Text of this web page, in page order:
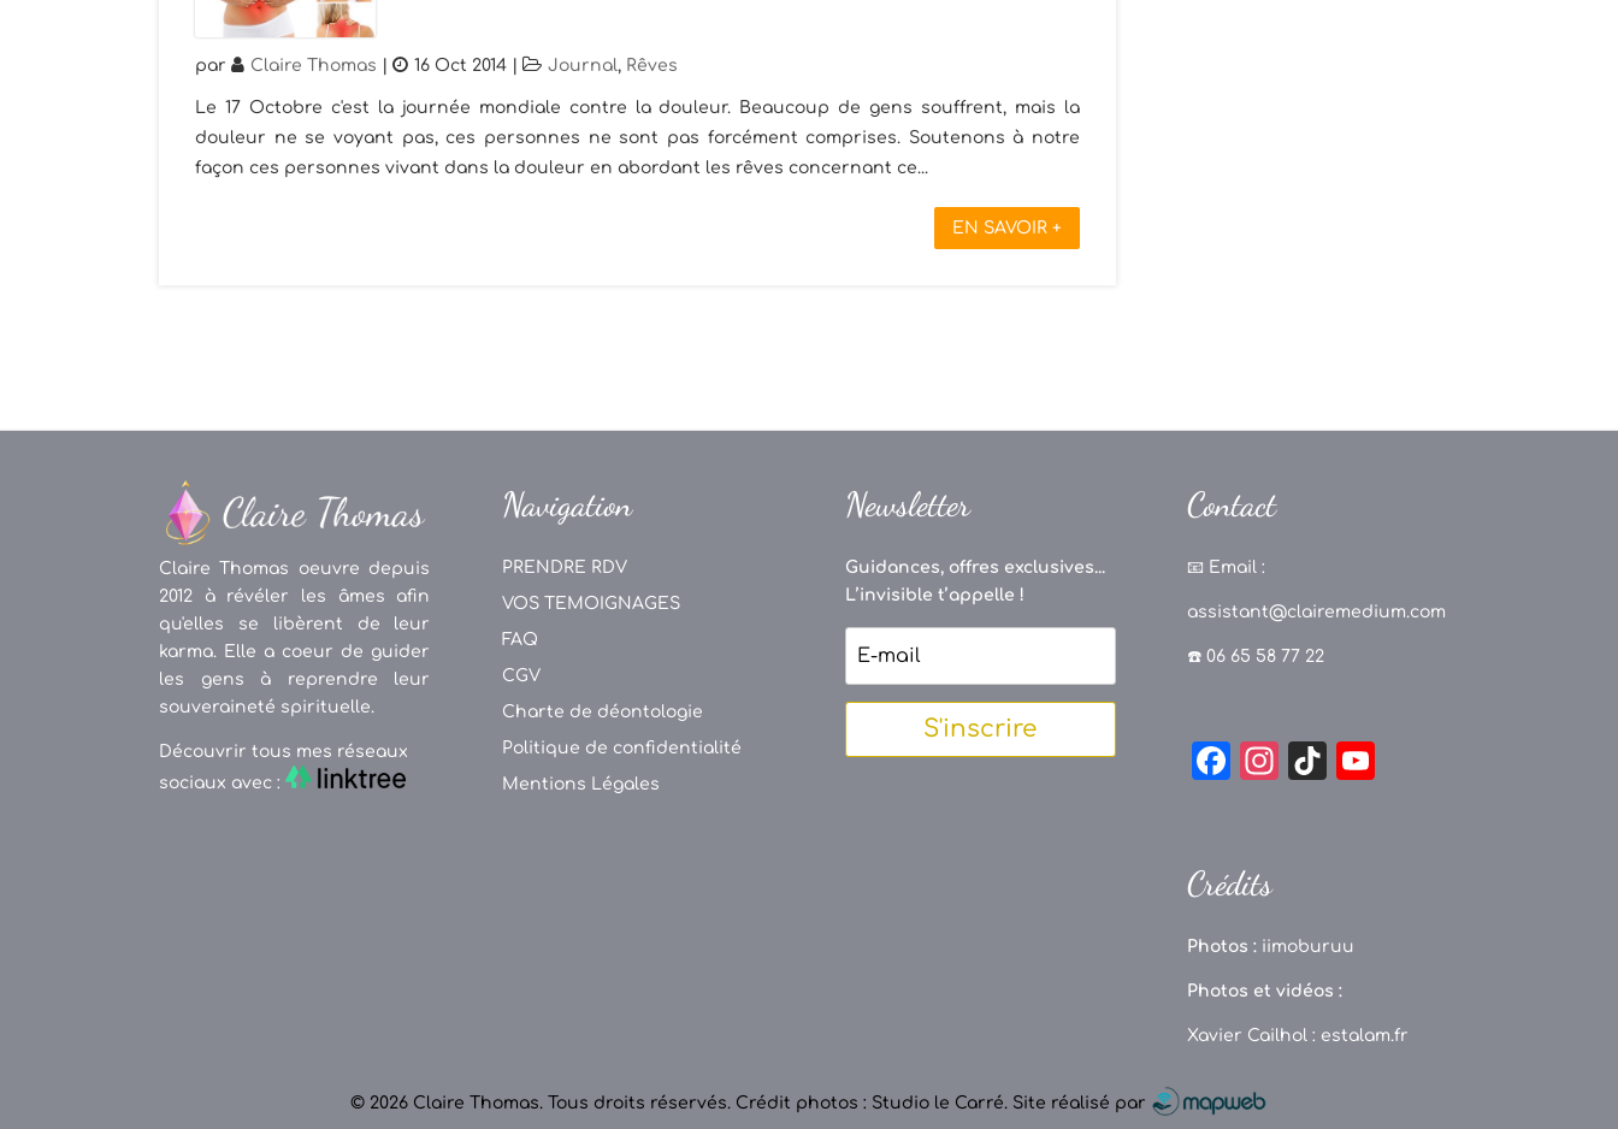
par Claire Thomas 16 Oct 2014 Journal, Rêves
Le 17 Octobre c'est la journée mondiale contre la douleur. Beaucoup de gens souffrent, mais la
douleur ne se voyant pas, ces personnes ne sont pas forcément comprises. Soutenons à notre
façon ces personnes vivant dans la douleur en abordant les rêves concernant ce...
EN SAVOIR +
Claire Thomas oeuvre depuis
2012 à révéler les âmes afin
qu'elles se libèrent de leur
karma. Elle a coeur de guider
les gens à reprendre leur
souveraineté spirituelle.
Découvrir tous mes réseaux
sociaux avec :
Navigation
PRENDRE RDV
VOS TEMOIGNAGES
FAQ
CGV
Charte de déontologie
Politique de confidentialité
Mentions Légales
Newsletter
Guidances, offres exclusives...
L’invisible t’appelle !
S'inscrire
Contact
📧 Email :
assistant@clairemedium.com
☎️ 06 65 58 77 22
F
e
o
o
k
In
a
m
Ti
C
Crédits
Photos : iimoburuu
Photos et vidéos :
Xavier Cailhol : estalam.fr
© 2026 Claire Thomas. Tous droits réservés. Crédit photos : Studio le Carré. Site réalisé par